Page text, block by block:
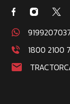
1800 2100